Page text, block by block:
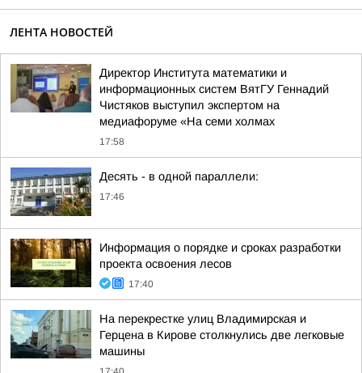
ЛЕНТА НОВОСТЕЙ
Директор Института математики и
информационных систем ВятГУ Геннадий
Чистяков выступил экспертом на
медиафоруме «На семи холмах
17:58
Десять - в одной параллели:
17:46
Информация о порядке и сроках разработки
проекта освоения лесов
17:40
На перекрестке улиц Владимирская и
Герцена в Кирове столкнулись две легковые
машины